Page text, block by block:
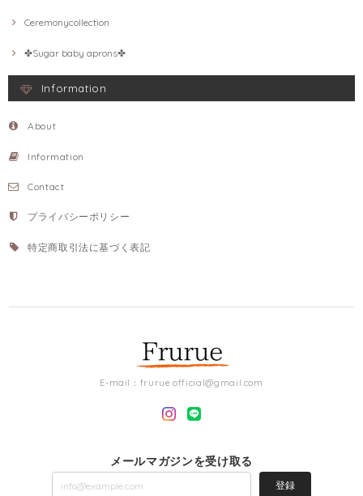
Ceremonycollection
✤Sugar baby aprons✤
Information
About
Information
Contact
プライバシーポリシー
特定商取引法に基づく表記
E-mail： frurue.official@gmail.com
メールマガジンを受け取る
登録